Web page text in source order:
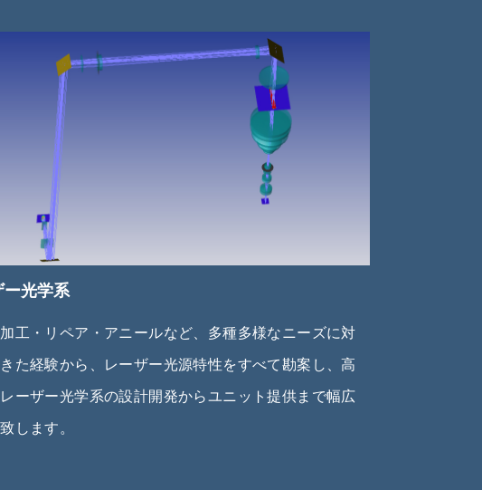
ー光学系
工・リペア・アニールなど、多種多様なニーズに対
た経験から、レーザー光源特性をすべて勘案し、高
ーザー光学系の設計開発からユニット提供まで幅広
します。